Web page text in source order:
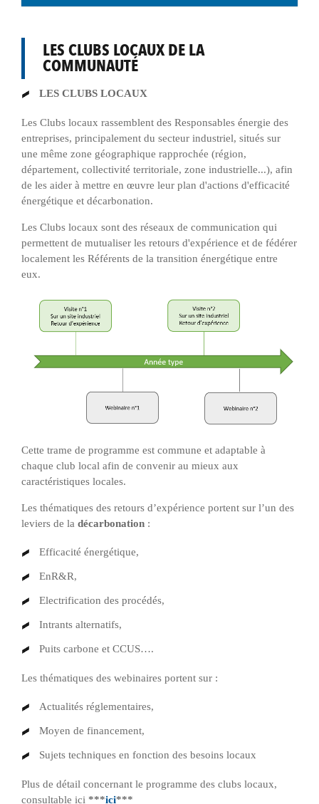
LES CLUBS LOCAUX DE LA
COMMUNAUTÉ
LES CLUBS LOCAUX
Les Clubs locaux rassemblent des Responsables énergie des
entreprises, principalement du secteur industriel, situés sur
une même zone géographique rapprochée (région,
département, collectivité territoriale, zone industrielle...), afin
de les aider à mettre en œuvre leur plan d'actions d'efficacité
énergétique et décarbonation.
Les Clubs locaux sont des réseaux de communication qui
permettent de mutualiser les retours d'expérience et de fédérer
localement les Référents de la transition énergétique entre
eux.
Cette trame de programme est commune et adaptable à
chaque club local afin de convenir au mieux aux
caractéristiques locales.
Les thématiques des retours d’expérience portent sur l’un des
leviers de la décarbonation:
Efficacité énergétique,
EnR&R,
Electrification des procédés,
Intrants alternatifs,
Puits carbone et CCUS….
Les thématiques des webinaires portent sur :
Actualités réglementaires,
Moyen de financement,
Sujets techniques en fonction des besoins locaux
Plus de détail concernant le programme des clubs locaux,
consultable ici ***ici***